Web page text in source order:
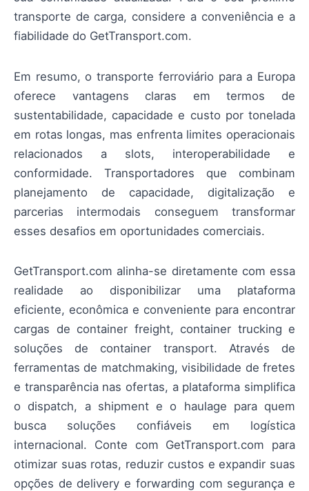
transporte de carga, considere a conveniência e a
fiabilidade do GetTransport.com.
Em resumo, o transporte ferroviário para a Europa
oferece vantagens claras em termos de
sustentabilidade, capacidade e custo por tonelada
em rotas longas, mas enfrenta limites operacionais
relacionados a slots, interoperabilidade e
conformidade. Transportadores que combinam
planejamento de capacidade, digitalização e
parcerias intermodais conseguem transformar
esses desafios em oportunidades comerciais.
GetTransport.com alinha-se diretamente com essa
realidade ao disponibilizar uma plataforma
eficiente, econômica e conveniente para encontrar
cargas de container freight, container trucking e
soluções de container transport. Através de
ferramentas de matchmaking, visibilidade de fretes
e transparência nas ofertas, a plataforma simplifica
o dispatch, a shipment e o haulage para quem
busca soluções confiáveis em logística
internacional. Conte com GetTransport.com para
otimizar suas rotas, reduzir custos e expandir suas
opções de delivery e forwarding com segurança e